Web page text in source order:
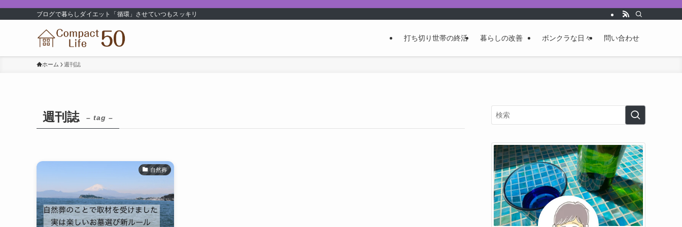
ブログで暮らしダイエット「循環」させていつもスッキリ
打ち切り世帯の終活 暮らしの改善 ボンクラな日々 問い合わせ
ホーム 週刊誌
週刊誌 – tag –
自然葬